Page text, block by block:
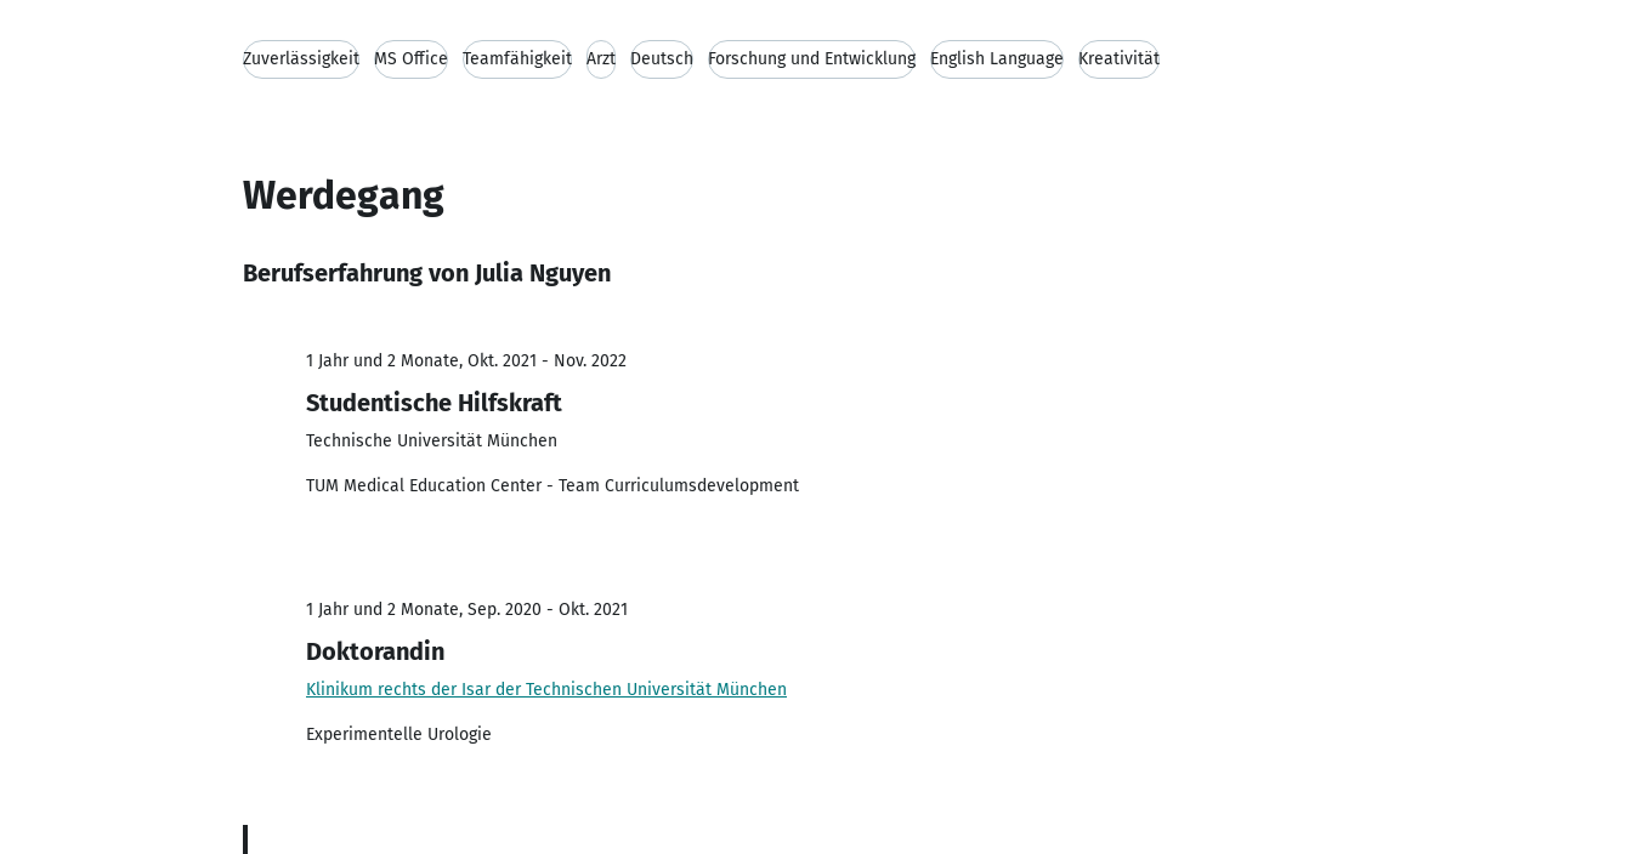
Zuverlässigkeit MS Office Teamfähigkeit Arzt Deutsch Forschung und Entwicklung English Language Kreativität
Werdegang
Berufserfahrung von Julia Nguyen
1 Jahr und 2 Monate, Okt. 2021 - Nov. 2022
Studentische Hilfskraft
Technische Universität München
TUM Medical Education Center - Team Curriculumsdevelopment
1 Jahr und 2 Monate, Sep. 2020 - Okt. 2021
Doktorandin
Klinikum rechts der Isar der Technischen Universität München
Experimentelle Urologie